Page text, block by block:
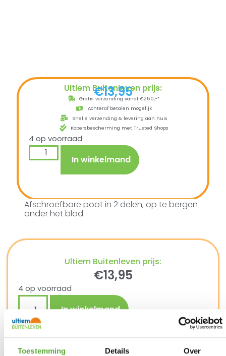
Toestemming Details Over
Ultiem Buitenleven prijs:
€13,95
Gratis verzending vanaf €250,-*
Achteraf betalen mogelijk
Snelle verzending & levering aan huis
Kopersbescherming met Trusted Shops
4 op voorraad
In winkelmand
Afschroefbare poot in 2 delen, op te bergen
onder het blad.
Ultiem Buitenleven prijs:
€13,95
4 op voorraad
In winkelmand